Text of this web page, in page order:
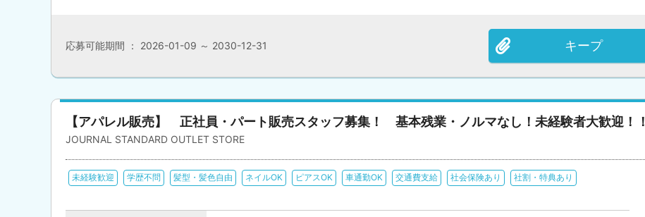
キープ
応募可能期間 ： 2026-01-09 ～ 2030-12-31
【アパレル販売】 正社員・パート販売スタッフ募集！ 基本残業・ノルマなし！未経験者大歓迎！！
JOURNAL STANDARD OUTLET STORE
未経験歓迎 学歴不問 髪型・髪色自由 ネイルOK ピアスOK 車通勤OK 交通費支給 社会保険あり 社割・特典あり